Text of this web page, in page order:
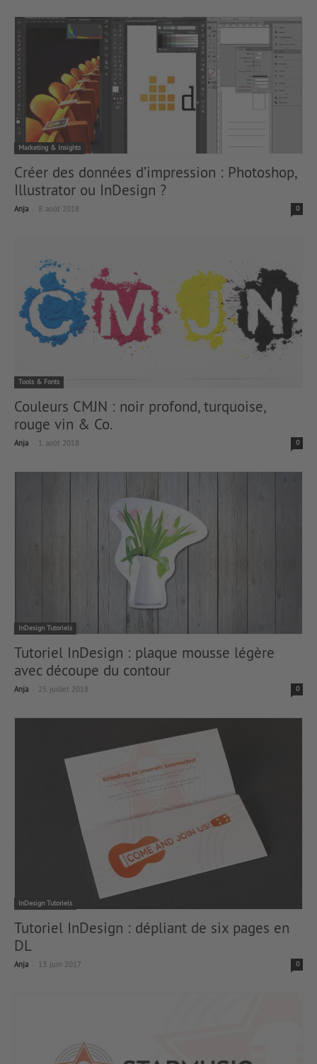
Marketing & Insights
Créer des données d’impression : Photoshop,
Illustrator ou InDesign ?
Anja 8. août 2018 0
Tools & Fonts
Couleurs CMJN : noir profond, turquoise,
rouge vin & Co.
Anja 1. août 2018 0
InDesign Tutoriels
Tutoriel InDesign : plaque mousse légère
avec découpe du contour
Anja 25. juillet 2018 0
InDesign Tutoriels
Tutoriel InDesign : dépliant de six pages en
DL
Anja 13. juin 2017 0